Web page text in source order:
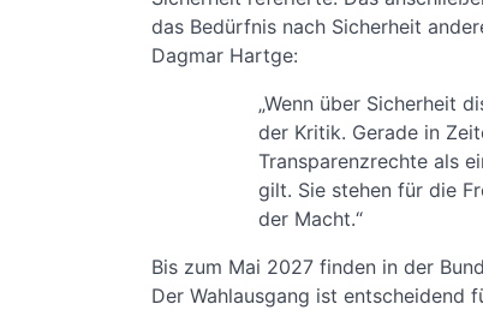
das Bedürfnis nach Sicherheit
Dagmar Hartge:
„Wenn über Sicherheit
der Kritik. Gerade in
Transparenzrechte als
gilt. Sie stehen für die
der Macht.“
Bis zum Mai 2027 finden in der
Der Wahlausgang ist entscheidend